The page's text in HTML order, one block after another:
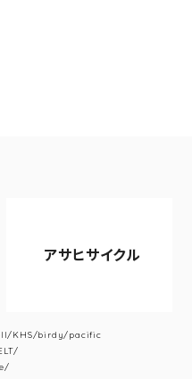
アサヒサイクル
KHS/birdy/pacific